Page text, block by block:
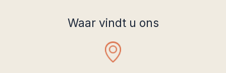
Waar vindt u ons